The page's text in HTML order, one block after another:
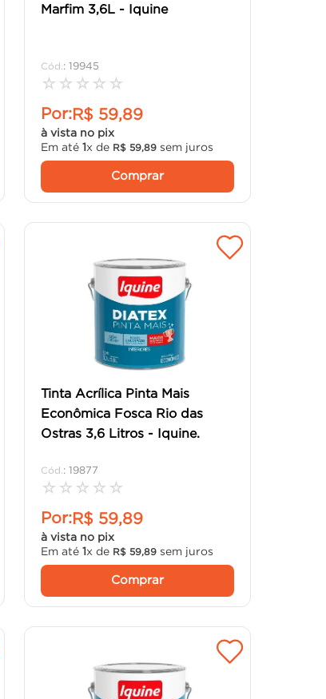
Marfim 3,6L - Iquine
: 19945
☆ ☆ ☆ ☆ ☆
Por:R$ 59,89
à vista no pix
Em até 1x de R$ 59, 89sem juros
Comprar
Tinta Acrílica Pinta Mais
Econômica Fosca Rio das
Ostras 3,6 Litros - Iquine.
: 19877
☆ ☆ ☆ ☆ ☆
Por:R$ 59,89
à vista no pix
Em até 1x de R$ 59, 89sem juros
Comprar